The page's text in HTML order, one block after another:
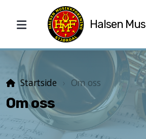
Halsen
Startside Om oss
Om oss
Dirigent